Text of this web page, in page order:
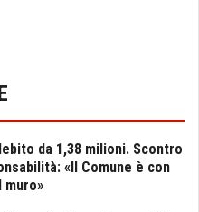
da 1,38 milioni. Scontro
«Il Comune è con
muro»